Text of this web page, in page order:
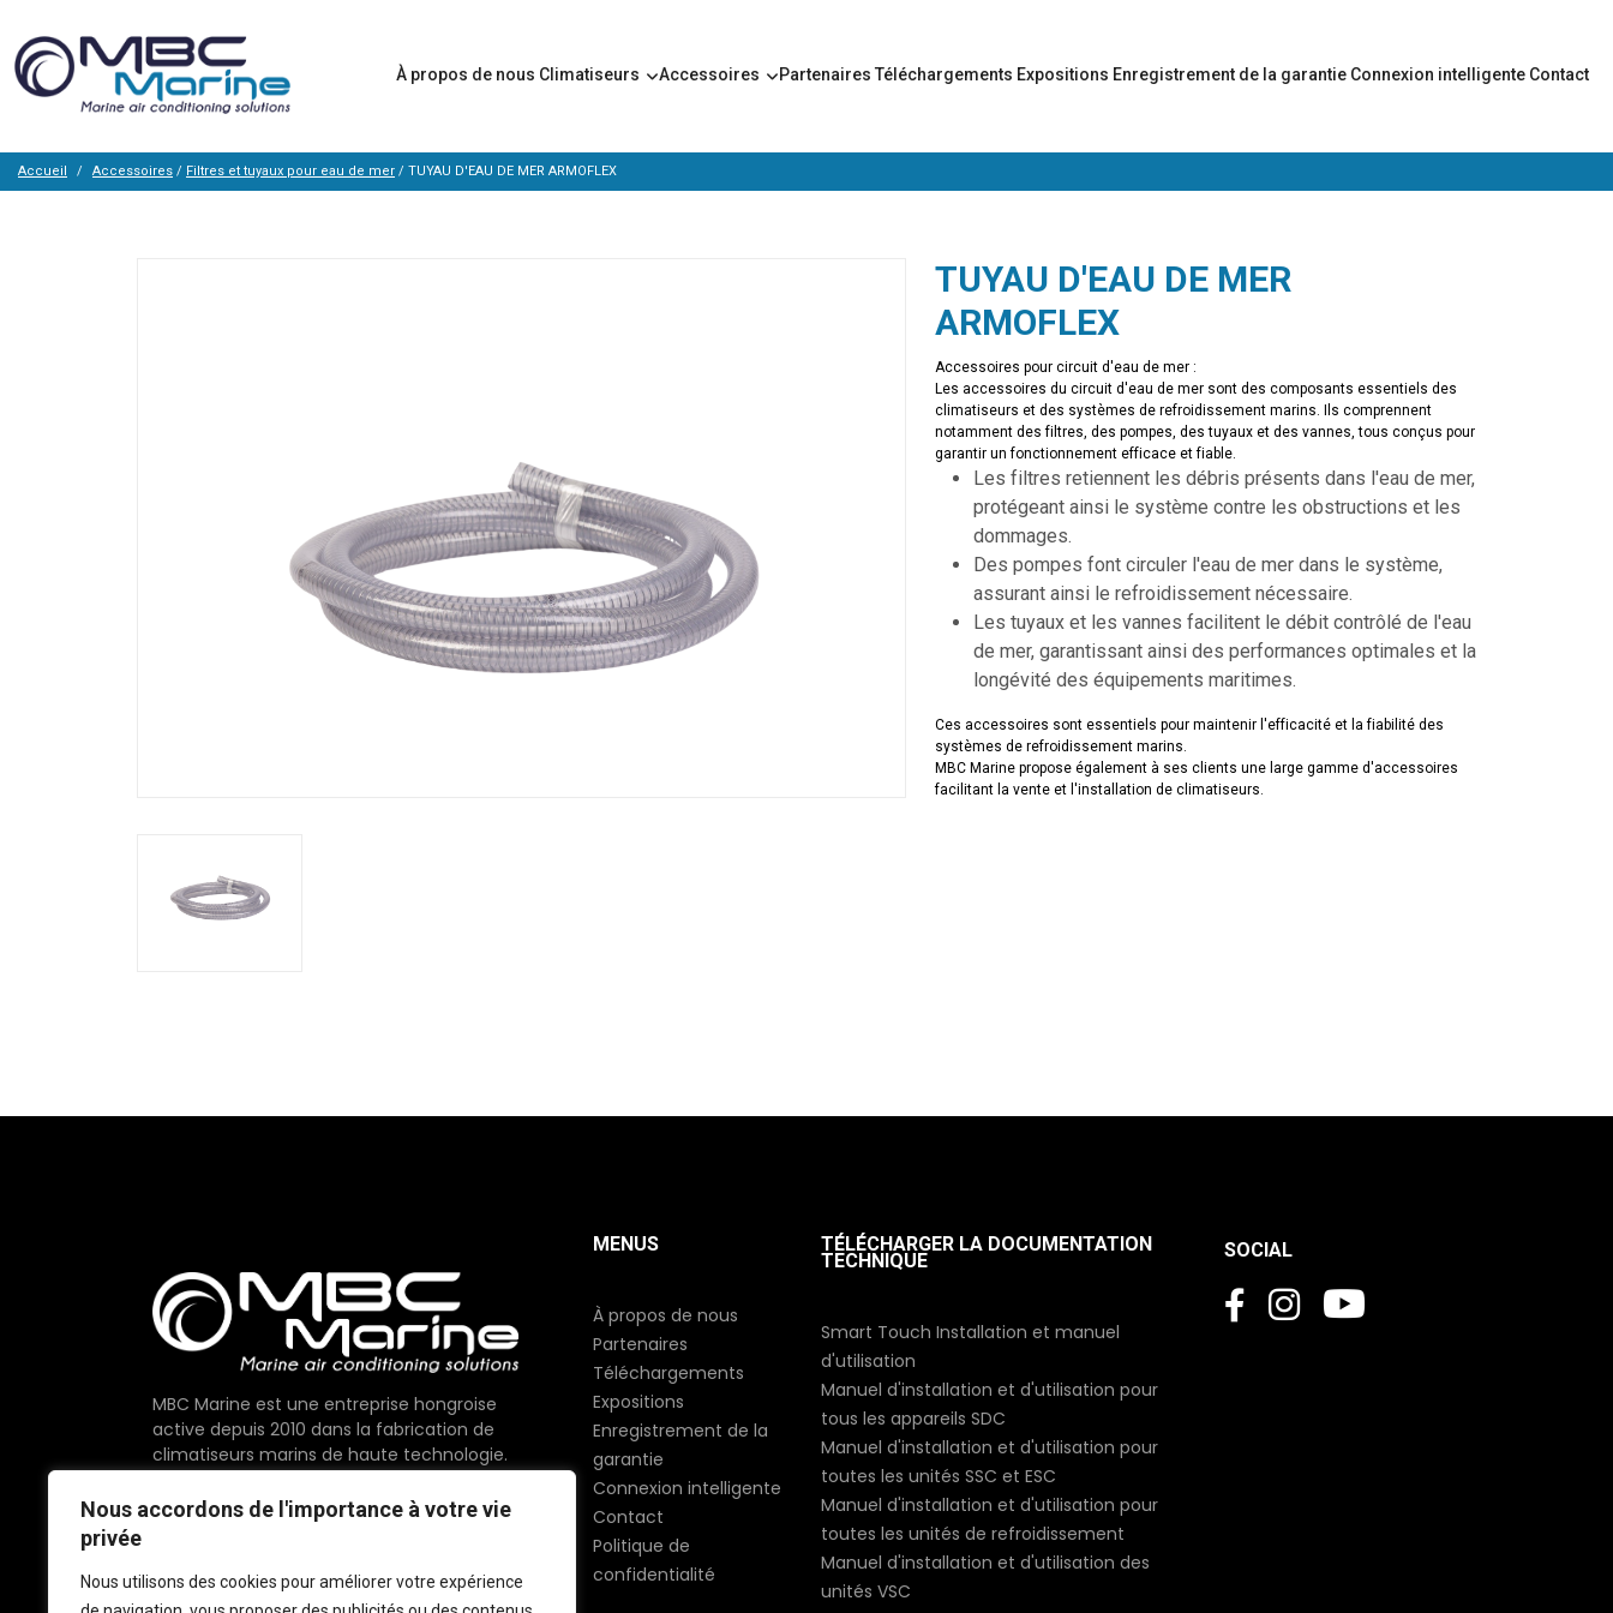
Nous accordons de l'importance à votre vie
privée
Nous utilisons des cookies pour améliorer votre expérience
À propos de nous Climatiseurs Accessoires Partenaires Téléchargements Expositions Enregistrement de la garantie Connexion intelligente Contact
Accueil Accessoires / Filtres et tuyaux pour eau de mer / TUYAU D'EAU DE MER ARMOFLEX
TUYAU D'EAU DE MER
ARMOFLEX
Accessoires pour circuit d'eau de mer :
Les accessoires du circuit d'eau de mer sont des composants essentiels des
climatiseurs et des systèmes de refroidissement marins. Ils comprennent
notamment des filtres, des pompes, des tuyaux et des vannes, tous conçus pour
garantir un fonctionnement efficace et fiable.
Les filtres retiennent les débris présents dans l'eau de mer,
protégeant ainsi le système contre les obstructions et les
dommages.
Des pompes font circuler l'eau de mer dans le système,
assurant ainsi le refroidissement nécessaire.
Les tuyaux et les vannes facilitent le débit contrôlé de l'eau
de mer, garantissant ainsi des performances optimales et la
longévité des équipements maritimes.
Ces accessoires sont essentiels pour maintenir l'efficacité et la fiabilité des
systèmes de refroidissement marins.
MBC Marine propose également à ses clients une large gamme d'accessoires
facilitant la vente et l'installation de climatiseurs.
MBC Marine est une entreprise hongroise
active depuis 2010 dans la fabrication de
climatiseurs marins de haute technologie.
Nous proposons des composants de la plus
haute qualité disponibles sur le marché,
européenne.
MENUS
À propos de nous
Partenaires
Téléchargements
Expositions
Enregistrement de la
garantie
Connexion intelligente
Contact
Politique de
confidentialité
TÉLÉCHARGER LA DOCUMENTATION
TECHNIQUE
Smart Touch Installation et manuel
d'utilisation
Manuel d'installation et d'utilisation pour
tous les appareils SDC
Manuel d'installation et d'utilisation pour
toutes les unités SSC et ESC
Manuel d'installation et d'utilisation pour
toutes les unités de refroidissement
Manuel d'installation et d'utilisation des
unités VSC
SOCIAL